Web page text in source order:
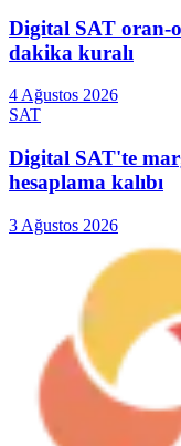
Digital SAT oran-
dakika kuralı
4 Ağustos 2026
SAT
Digital SAT'te
hesaplama kalıbı
3 Ağustos 2026